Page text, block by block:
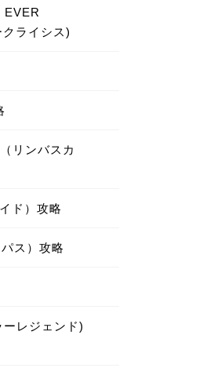
EVER
ライシス)
リンバスカ
ド）攻略
ス）攻略
レジェンド)